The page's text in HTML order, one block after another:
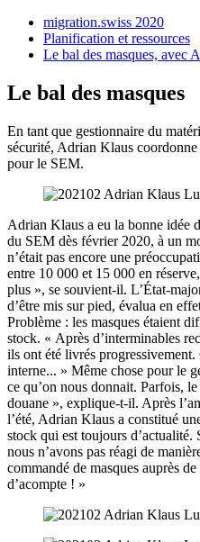
migration.swiss 2020
Planification et ressources
Le bal des masques, avec
Le bal des masques
En tant que gestionnaire du
sécurité, Adrian Klaus coordonne
pour le SEM.
Adrian Klaus a eu la bonne idée
du SEM dès février 2020, à un
n’était pas encore une
entre 10 000 et 15 000 en
plus », se souvient-il. L’État-
d’être mis sur pied, évalua en
Problème : les masques étaient
stock. « Après d’interminables
ils ont été livrés progressivement.
interne... » Même chose pour le
ce qu’on nous donnait. Parfois,
douane », explique-t-il. Après
l’été, Adrian Klaus a constitué
stock qui est toujours
nous n’avons pas réagi de
commandé de masques auprès
d’acompte ! »